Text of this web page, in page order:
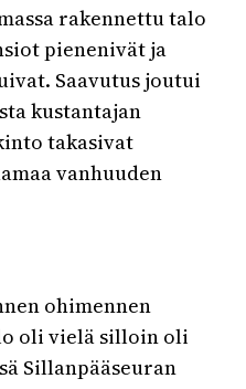
rakennettu talo
pienenivät ja
Saavutus joutui
kustantajan
takasivat
vanhuuden
ohimennen
oli vielä silloin oli
Sillanpääseuran